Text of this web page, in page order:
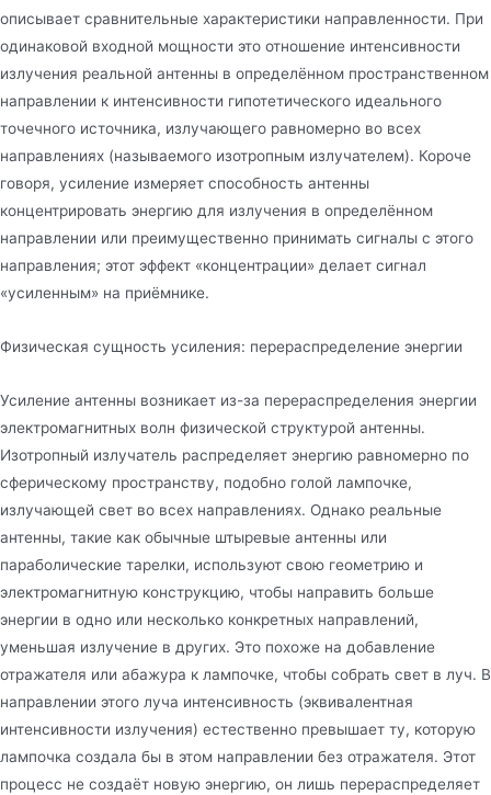
описывает сравнительные характеристики направленности. При
одинаковой входной мощности это отношение интенсивности
излучения реальной антенны в определённом пространственном
направлении к интенсивности гипотетического идеального
точечного источника, излучающего равномерно во всех
направлениях (называемого изотропным излучателем). Короче
говоря, усиление измеряет способность антенны
концентрировать энергию для излучения в определённом
направлении или преимущественно принимать сигналы с этого
направления; этот эффект «концентрации» делает сигнал
«усиленным» на приёмнике.
Физическая сущность усиления: перераспределение энергии
Усиление антенны возникает из-за перераспределения энергии
электромагнитных волн физической структурой антенны.
Изотропный излучатель распределяет энергию равномерно по
сферическому пространству, подобно голой лампочке,
излучающей свет во всех направлениях. Однако реальные
антенны, такие как обычные штыревые антенны или
параболические тарелки, используют свою геометрию и
электромагнитную конструкцию, чтобы направить больше
энергии в одно или несколько конкретных направлений,
уменьшая излучение в других. Это похоже на добавление
отражателя или абажура к лампочке, чтобы собрать свет в луч. В
направлении этого луча интенсивность (эквивалентная
интенсивности излучения) естественно превышает ту, которую
лампочка создала бы в этом направлении без отражателя. Этот
процесс не создаёт новую энергию, он лишь перераспределяет